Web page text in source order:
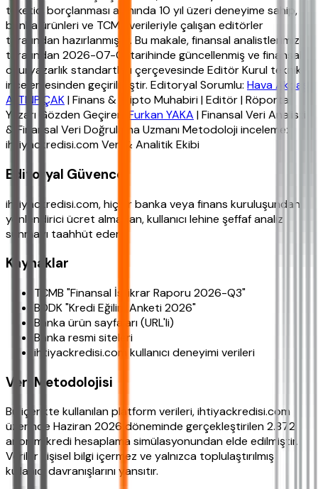
tüketici borçlanması alanında 10 yıl üzeri deneyime sahip,
banka ürünleri ve TCMB verileriyle çalışan editörler
tarafından hazırlanmıştır. Bu makale, finansal analistlerimiz
tarafından 2026-07-01 tarihinde güncellenmiş ve finansal
okuryazarlık standartları çerçevesinde Editör Kurul teknik
incelemesinden geçirilmiştir. Editoryal Sorumlu: Hava Akbaş
ALTINPIÇAK| Finans & Kripto Muhabiri | Editör | Röportaj
Yazarı Gözden Geçiren: Furkan YAKA | Finansal Veri Analisti
& Finansal Veri Doğrulama Uzmanı Metodoloji inceleme:
ihtiyackredisi.com Veri & Analitik Ekibi
Editoryal Güvence
ihtiyackredisi.com, hiçbir banka veya finans kuruluşundan
yönlendirici ücret almadan, kullanıcı lehine şeffaf analiz
sunmayı taahhüt eder.
Kaynaklar
TCMB "Finansal İstikrar Raporu 2026-Q3"
BDDK "Kredi Eğilim Anketi 2026"
Banka ürün sayfaları (URL'li)
Banka resmi siteleri
ihtiyackredisi.com kullanıcı deneyimi verileri
Veri Metodolojisi
Bu içerikte kullanılan platform verileri, ihtiyackredisi.com
üzerinde Haziran 2026 döneminde gerçekleştirilen 2.872
anonim kredi hesaplama simülasyonundan elde edilmiştir.
Veriler kişisel bilgi içermez ve yalnızca toplulaştırılmış
kullanıcı davranışlarını yansıtır.